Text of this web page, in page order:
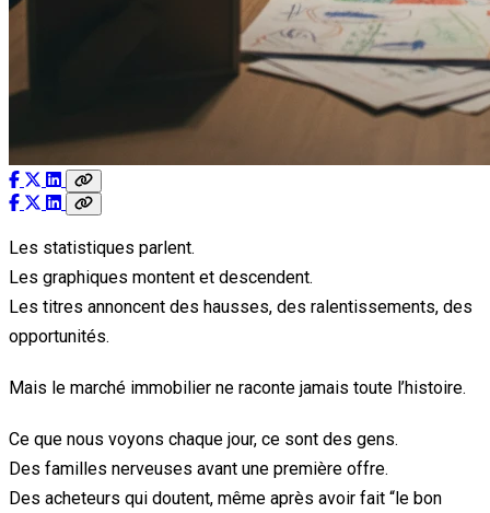
Les statistiques parlent.
Les graphiques montent et descendent.
Les titres annoncent des hausses, des ralentissements, des
opportunités.
Mais le marché immobilier ne raconte jamais toute l’histoire.
Ce que nous voyons chaque jour, ce sont des gens.
Des familles nerveuses avant une première offre.
Des acheteurs qui doutent, même après avoir fait “le bon